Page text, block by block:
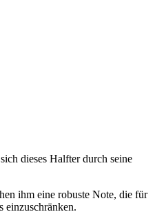
dieses Halfter durch seine
ihm eine robuste Note, die für
einzuschränken.